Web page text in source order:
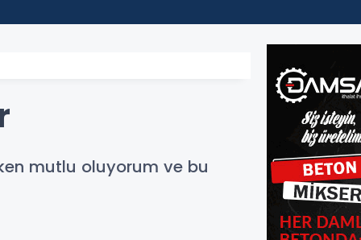
mutlu oluyorum ve bu